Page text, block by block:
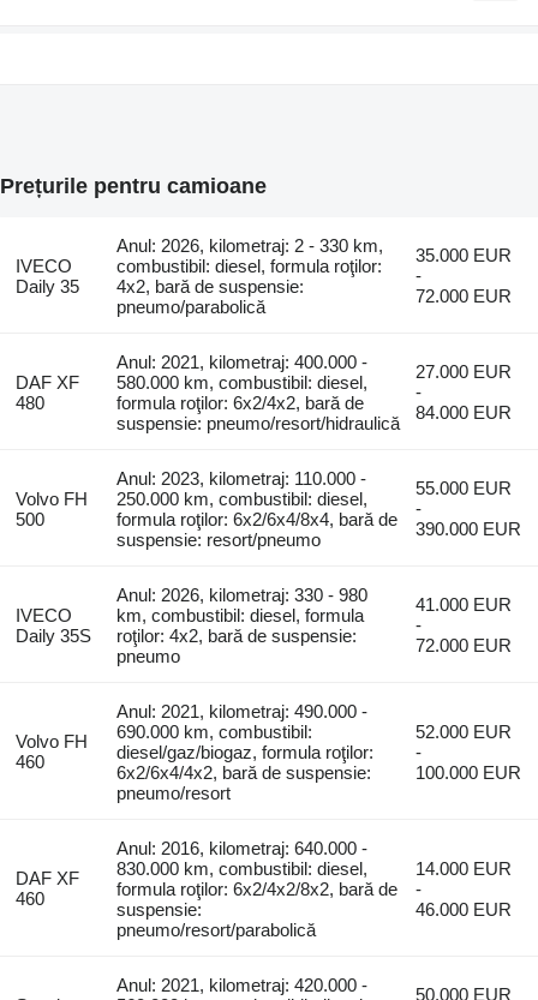
Prețurile pentru camioane
IVECO
Daily 35
Anul: 2026, kilometraj: 2 - 330 km,
combustibil: diesel, formula roţilor:
4x2, bară de suspensie:
pneumo/parabolică
35.000 EUR
-
72.000 EUR
DAF XF
480
Anul: 2021, kilometraj: 400.000 -
580.000 km, combustibil: diesel,
formula roţilor: 6x2/4x2, bară de
suspensie: pneumo/resort/hidraulică
27.000 EUR
-
84.000 EUR
Volvo FH
500
Anul: 2023, kilometraj: 110.000 -
250.000 km, combustibil: diesel,
formula roţilor: 6x2/6x4/8x4, bară de
suspensie: resort/pneumo
55.000 EUR
-
390.000 EUR
IVECO
Daily 35S
Anul: 2026, kilometraj: 330 - 980
km, combustibil: diesel, formula
roţilor: 4x2, bară de suspensie:
pneumo
41.000 EUR
-
72.000 EUR
Volvo FH
460
Anul: 2021, kilometraj: 490.000 -
690.000 km, combustibil:
diesel/gaz/biogaz, formula roţilor:
6x2/6x4/4x2, bară de suspensie:
pneumo/resort
52.000 EUR
-
100.000 EUR
DAF XF
460
Anul: 2016, kilometraj: 640.000 -
830.000 km, combustibil: diesel,
formula roţilor: 6x2/4x2/8x2, bară de
suspensie:
pneumo/resort/parabolică
14.000 EUR
-
46.000 EUR
Anul: 2021, kilometraj: 420.000 -
50.000 EUR